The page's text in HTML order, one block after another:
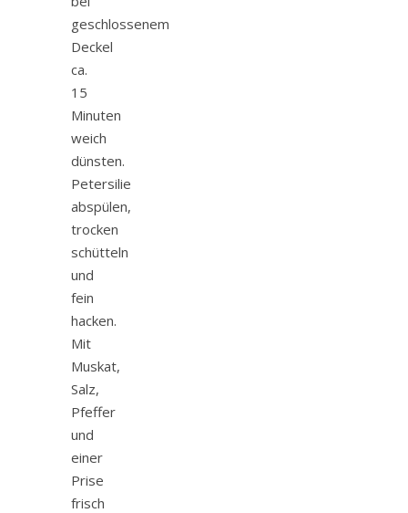
geschlossenem
Deckel
ca.
15
Minuten
weich
dünsten.
Petersilie
abspülen,
trocken
schütteln
und
fein
hacken.
Mit
Muskat,
Salz,
Pfeffer
und
einer
Prise
frisch